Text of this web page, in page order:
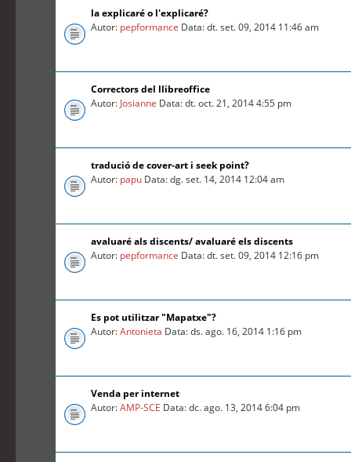
la explicaré o l'explicaré?
Autor: pepformance Data: dt. set. 09, 2014 11:46 am
Correctors del llibreoffice
Autor: Josianne Data: dt. oct. 21, 2014 4:55 pm
tradució de cover-art i seek point?
Autor: papu Data: dg. set. 14, 2014 12:04 am
avaluaré als discents/ avaluaré els discents
Autor: pepformance Data: dt. set. 09, 2014 12:16 pm
Es pot utilitzar "Mapatxe"?
Autor:Antonieta Data: ds. ago. 16, 2014 1:16 pm
Venda per internet
Autor:AMP-SCE Data: dc. ago. 13, 2014 6:04 pm